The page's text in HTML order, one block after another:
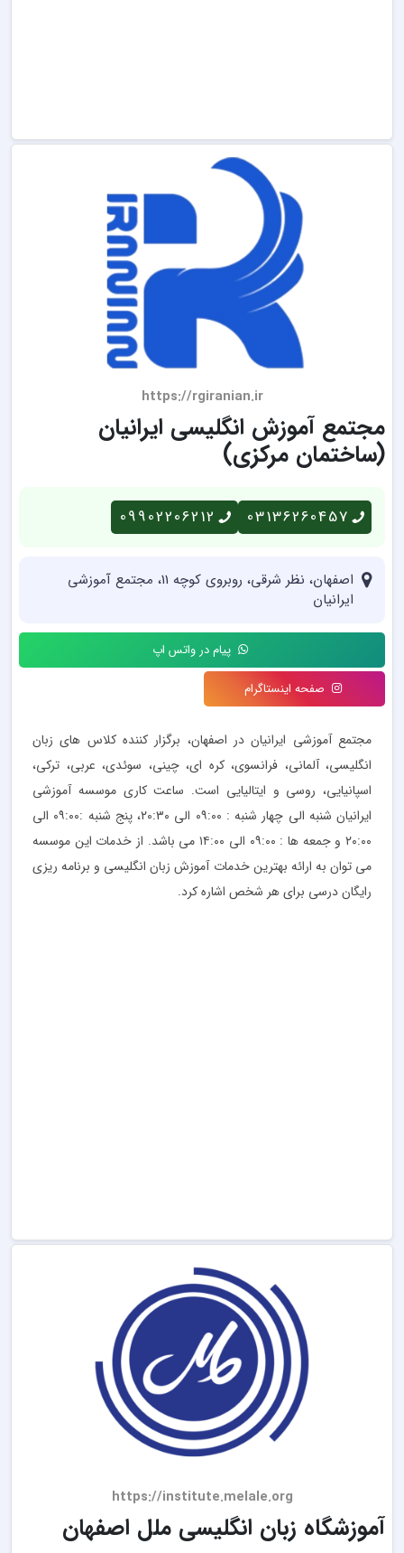
https://rgiranian.ir
مجتمع آموزش انگلیسی ایرانیان
(ساختمان مرکزی)
03136260457
09902206212
اصفهان، نظر شرقی، روبروی کوچه 11، مجتمع آموزشی
ایرانیان
پیام در واتس اپ
صفحه اینستاگرام
مجتمع آموزشی ایرانیان در اصفهان، برگزار کننده کلاس های زبان
انگلیسی، آلمانی، فرانسوی، کره ای، چینی، سوئدی، عربی، ترکی،
اسپانیایی، روسی و ایتالیایی است. ساعت کاری موسسه آموزشی
ایرانیان شنبه الی چهار شنبه : ۰۹:۰۰ الی ۲۰:۳۰، پنج شنبه :۰۹:۰۰ الی
۲۰:۰۰ و جمعه ها : ۰۹:۰۰ الی ۱۴:۰۰ می باشد. از خدمات این موسسه
می توان به ارائه بهترین خدمات آموزش زبان انگلیسی و برنامه ریزی
رایگان درسی برای هر شخص اشاره کرد.
https://institute.melale.org
آموزشگاه زبان انگلیسی ملل اصفهان